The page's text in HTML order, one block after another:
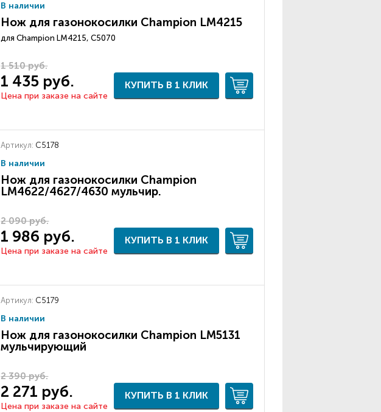
В наличии
Нож для газонокосилки Champion LM4215
для Champion LM4215, С5070
1 510 руб.
1 435 руб.
Цена при заказе на сайте
КУПИТЬ В 1 КЛИК
Артикул: C5178
В наличии
Нож для газонокосилки Champion
LM4622/4627/4630 мульчир.
2 090 руб.
1 986 руб.
Цена при заказе на сайте
КУПИТЬ В 1 КЛИК
Артикул: C5179
В наличии
Нож для газонокосилки Champion LM5131
мульчирующий
2 390 руб.
2 271 руб.
Цена при заказе на сайте
КУПИТЬ В 1 КЛИК